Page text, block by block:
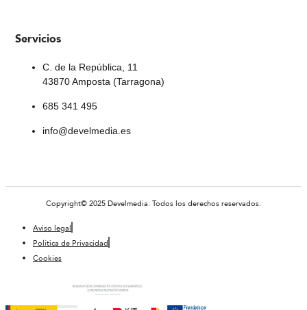
Servicios
C. de la República, 11
43870 Amposta (Tarragona)
685 341 495
info@develmedia.es
Copyright© 2025 Develmedia. Todos los derechos reservados.
Aviso legal
Política de Privacidad
Cookies